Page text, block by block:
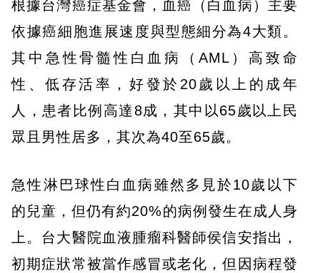
根據台灣癌症基金會，血癌（白血病）主要
依據癌細胞進展速度與型態細分為4大類。
其中急性骨髓性白血病（AML）高致命
性、低存活率，好發於20歲以上的成年
人，患者比例高達8成，其中以65歲以上民
眾且男性居多，其次為40至65歲。
急性淋巴球性白血病雖然多見於10歲以下
的兒童，但仍有約20%的病例發生在成人身
上。台大醫院血液腫瘤科醫師侯信安指出，
初期症狀常被當作感冒或老化，但因病程發